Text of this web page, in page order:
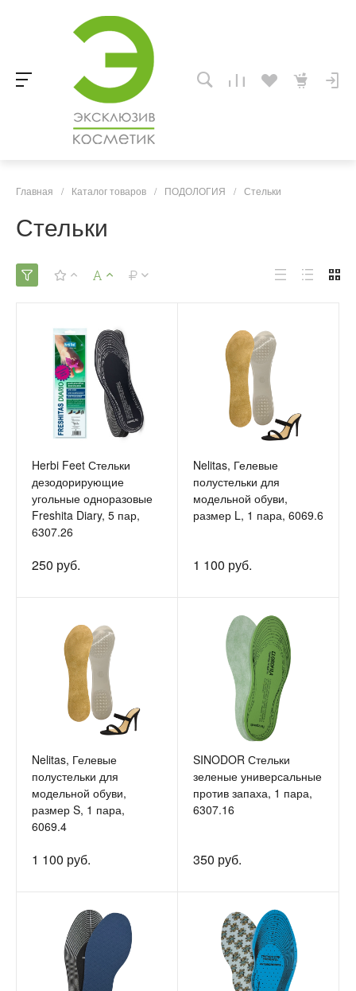
Главная / Каталог товаров / ПОДОЛОГИЯ / Стельки
Стельки
Herbi Feet Стельки
дезодорирующие
угольные одноразовые
Freshita Diary, 5 пар,
6307.26
250 руб.
Nelitas, Гелевые
полустельки для
модельной обуви,
размер L, 1 пара, 6069.6
1 100 руб.
Nelitas, Гелевые
полустельки для
модельной обуви,
размер S, 1 пара,
6069.4
1 100 руб.
SINODOR Стельки
зеленые универсальные
против запаха, 1 пара,
6307.16
350 руб.